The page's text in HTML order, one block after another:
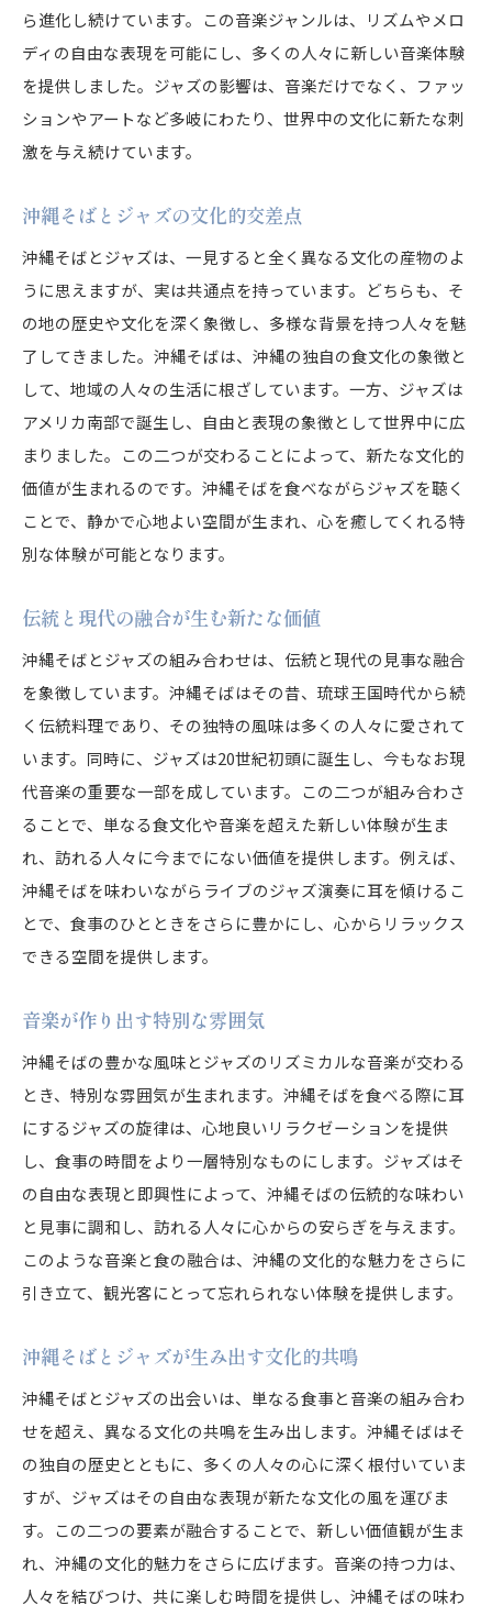
ら進化し続けています。この音楽ジャンルは、リズムやメロ
ディの自由な表現を可能にし、多くの人々に新しい音楽体験
を提供しました。ジャズの影響は、音楽だけでなく、ファッ
ションやアートなど多岐にわたり、世界中の文化に新たな刺
激を与え続けています。
沖縄そばとジャズの文化的交差点
沖縄そばとジャズは、一見すると全く異なる文化の産物のよ
うに思えますが、実は共通点を持っています。どちらも、そ
の地の歴史や文化を深く象徴し、多様な背景を持つ人々を魅
了してきました。沖縄そばは、沖縄の独自の食文化の象徴と
して、地域の人々の生活に根ざしています。一方、ジャズは
アメリカ南部で誕生し、自由と表現の象徴として世界中に広
まりました。この二つが交わることによって、新たな文化的
価値が生まれるのです。沖縄そばを食べながらジャズを聴く
ことで、静かで心地よい空間が生まれ、心を癒してくれる特
別な体験が可能となります。
伝統と現代の融合が生む新たな価値
沖縄そばとジャズの組み合わせは、伝統と現代の見事な融合
を象徴しています。沖縄そばはその昔、琉球王国時代から続
く伝統料理であり、その独特の風味は多くの人々に愛されて
います。同時に、ジャズは20世紀初頭に誕生し、今もなお現
代音楽の重要な一部を成しています。この二つが組み合わさ
ることで、単なる食文化や音楽を超えた新しい体験が生ま
れ、訪れる人々に今までにない価値を提供します。例えば、
沖縄そばを味わいながらライブのジャズ演奏に耳を傾けるこ
とで、食事のひとときをさらに豊かにし、心からリラックス
できる空間を提供します。
音楽が作り出す特別な雰囲気
沖縄そばの豊かな風味とジャズのリズミカルな音楽が交わる
とき、特別な雰囲気が生まれます。沖縄そばを食べる際に耳
にするジャズの旋律は、心地良いリラクゼーションを提供
し、食事の時間をより一層特別なものにします。ジャズはそ
の自由な表現と即興性によって、沖縄そばの伝統的な味わい
と見事に調和し、訪れる人々に心からの安らぎを与えます。
このような音楽と食の融合は、沖縄の文化的な魅力をさらに
引き立て、観光客にとって忘れられない体験を提供します。
沖縄そばとジャズが生み出す文化的共鳴
沖縄そばとジャズの出会いは、単なる食事と音楽の組み合わ
せを超え、異なる文化の共鳴を生み出します。沖縄そばはそ
の独自の歴史とともに、多くの人々の心に深く根付いていま
すが、ジャズはその自由な表現が新たな文化の風を運びま
す。この二つの要素が融合することで、新しい価値観が生ま
れ、沖縄の文化的魅力をさらに広げます。音楽の持つ力は、
人々を結びつけ、共に楽しむ時間を提供し、沖縄そばの味わ